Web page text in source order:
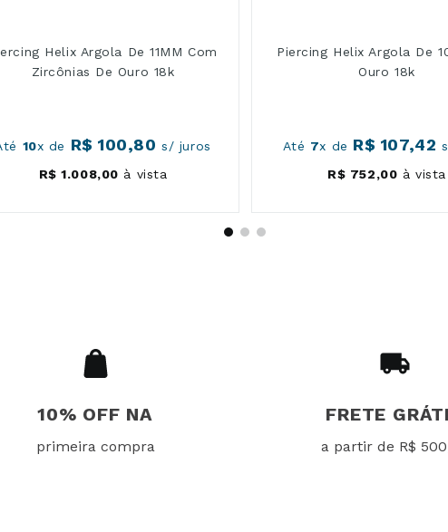
Helix Argola De 11MM Com
Zircônias De Ouro 18k
10x de R$ 100,80 s/ juros
R$ 1.008,00 à vista
Piercing Helix Argola De
Ouro 18k
Até 7x de R$ 107,42
R$ 752,00 à vista
10% OFF NA
primeira compra
FRETE
a partir de R$